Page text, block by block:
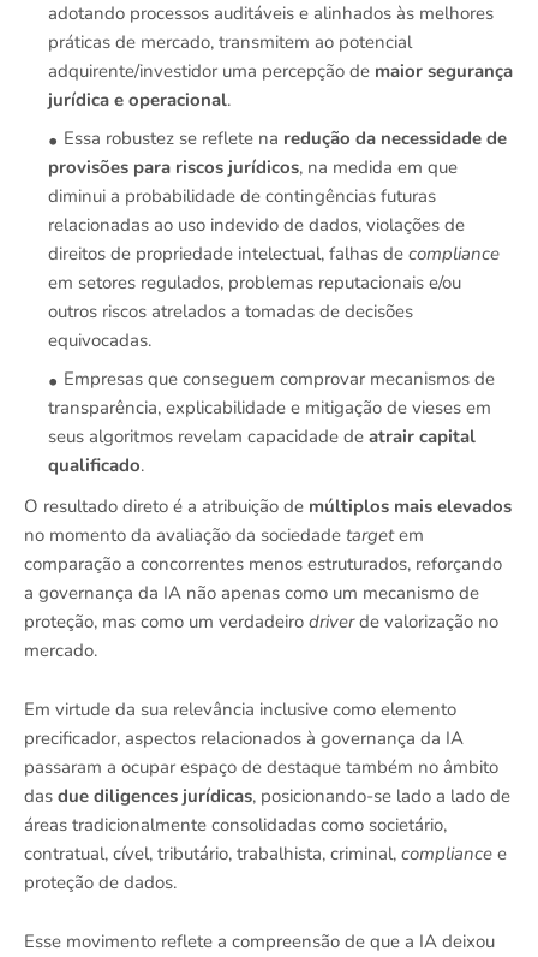
adotando processos auditáveis e alinhados às melhores
práticas de mercado, transmitem ao potencial
adquirente/investidor uma percepção de maior segurança
jurídica e operacional.
Essa robustez se reflete na redução da necessidade de
provisões para riscos jurídicos, na medida em que
diminui a probabilidade de contingências futuras
relacionadas ao uso indevido de dados, violações de
direitos de propriedade intelectual, falhas de compliance
em setores regulados, problemas reputacionais e/ou
outros riscos atrelados a tomadas de decisões
equivocadas.
Empresas que conseguem comprovar mecanismos de
transparência, explicabilidade e mitigação de vieses em
seus algoritmos revelam capacidade de atrair capital
qualificado.
O resultado direto é a atribuição de múltiplos mais elevados
no momento da avaliação da sociedade targetem
comparação a concorrentes menos estruturados, reforçando
a governança da IA não apenas como um mecanismo de
proteção, mas como um verdadeiro driverde valorização no
mercado.
Em virtude da sua relevância inclusive como elemento
precificador, aspectos relacionados à governança da IA
passaram a ocupar espaço de destaque também no âmbito
das due diligences jurídicas, posicionando-se lado a lado de
áreas tradicionalmente consolidadas como societário,
contratual, cível, tributário, trabalhista, criminal, compliance e
proteção de dados.
Esse movimento reflete a compreensão de que a IA deixou